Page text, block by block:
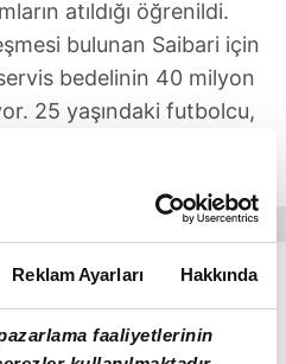
Reklam Ayarları Hakkında
faaliyetlerinin
atıldığı öğrenildi.
bulunan Saibari için
bedelinin 40 milyon
25 yaşındaki futbolcu,